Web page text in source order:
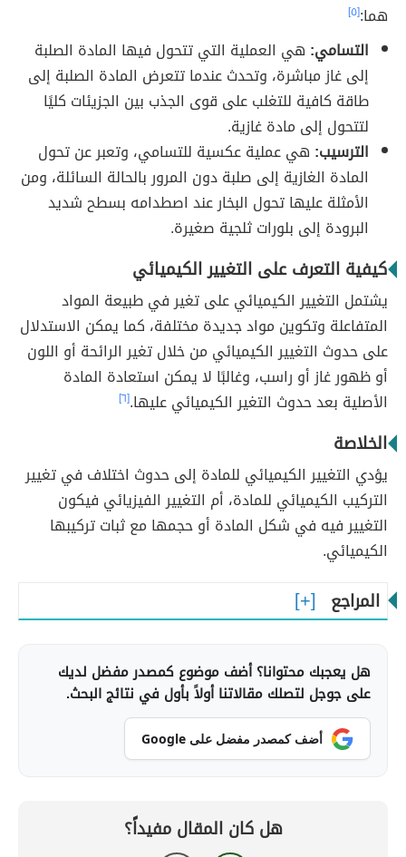
هما:[٥]
التسامي: هي العملية التي تتحول فيها المادة الصلبة
إلى غاز مباشرة، وتحدث عندما تتعرض المادة الصلبة إلى
طاقة كافية للتغلب على قوى الجذب بين الجزيئات كليًا
لتتحول إلى مادة غازية.
الترسيب: هي عملية عكسية للتسامي، وتعبر عن تحول
المادة الغازية إلى صلبة دون المرور بالحالة السائلة، ومن
الأمثلة عليها تحول البخار عند اصطدامه بسطح شديد
البرودة إلى بلورات ثلجية صغيرة.
كيفية التعرف على التغيير الكيميائي
يشتمل التغيير الكيميائي على تغير في طبيعة المواد
المتفاعلة وتكوين مواد جديدة مختلفة، كما يمكن الاستدلال
على حدوث التغيير الكيميائي من خلال تغير الرائحة أو اللون
أو ظهور غاز أو راسب، وغالبًا لا يمكن استعادة المادة
الأصلية بعد حدوث التغير الكيميائي عليها.[٦]
الخلاصة
يؤدي التغيير الكيميائي للمادة إلى حدوث اختلاف في تغيير
التركيب الكيميائي للمادة، أم التغيير الفيزيائي فيكون
التغيير فيه في شكل المادة أو حجمها مع ثبات تركيبها
الكيميائي.
المراجع
هل يعجبك محتوانا؟ أضف موضوع كمصدر مفضل لديك
على جوجل لتصلك مقالاتنا أولاً بأول في نتائج البحث.
أضف كمصدر مفضل على Google
هل كان المقال مفيداً؟